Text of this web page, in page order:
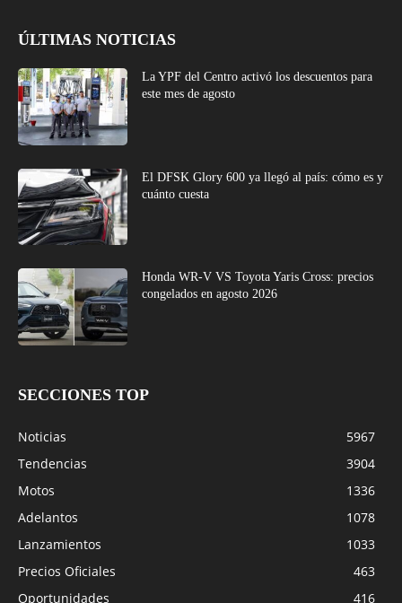
ÚLTIMAS NOTICIAS
La YPF del Centro activó los descuentos para
este mes de agosto
El DFSK Glory 600 ya llegó al país: cómo es y
cuánto cuesta
Honda WR-V VS Toyota Yaris Cross: precios
congelados en agosto 2026
SECCIONES TOP
Noticias
5967
Tendencias
3904
Motos
1336
Adelantos
1078
Lanzamientos
1033
Precios Oficiales
463
Oportunidades
416